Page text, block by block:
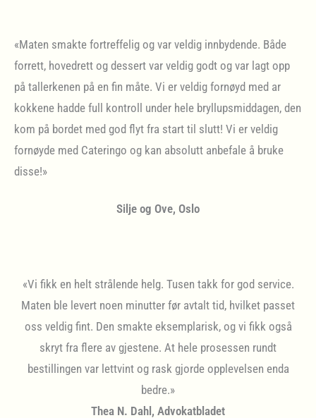
«Maten smakte fortreffelig og var veldig innbydende. Både
forrett, hovedrett og dessert var veldig godt og var lagt opp
på tallerkenen på en fin måte. Vi er veldig fornøyd med ar
kokkene hadde full kontroll under hele bryllupsmiddagen, den
kom på bordet med god flyt fra start til slutt! Vi er veldig
fornøyde med Cateringo og kan absolutt anbefale å bruke
disse!»
Silje og Ove, Oslo
«Vi fikk en helt strålende helg. Tusen takk for god service.
Maten ble levert noen minutter før avtalt tid, hvilket passet
oss veldig fint. Den smakte eksemplarisk, og vi fikk også
skryt fra flere av gjestene. At hele prosessen rundt
bestillingen var lettvint og rask gjorde opplevelsen enda
bedre.»
Thea N. Dahl, Advokatbladet